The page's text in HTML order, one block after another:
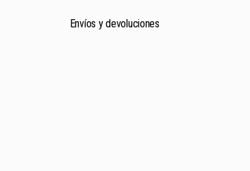
Envíos y devoluciones